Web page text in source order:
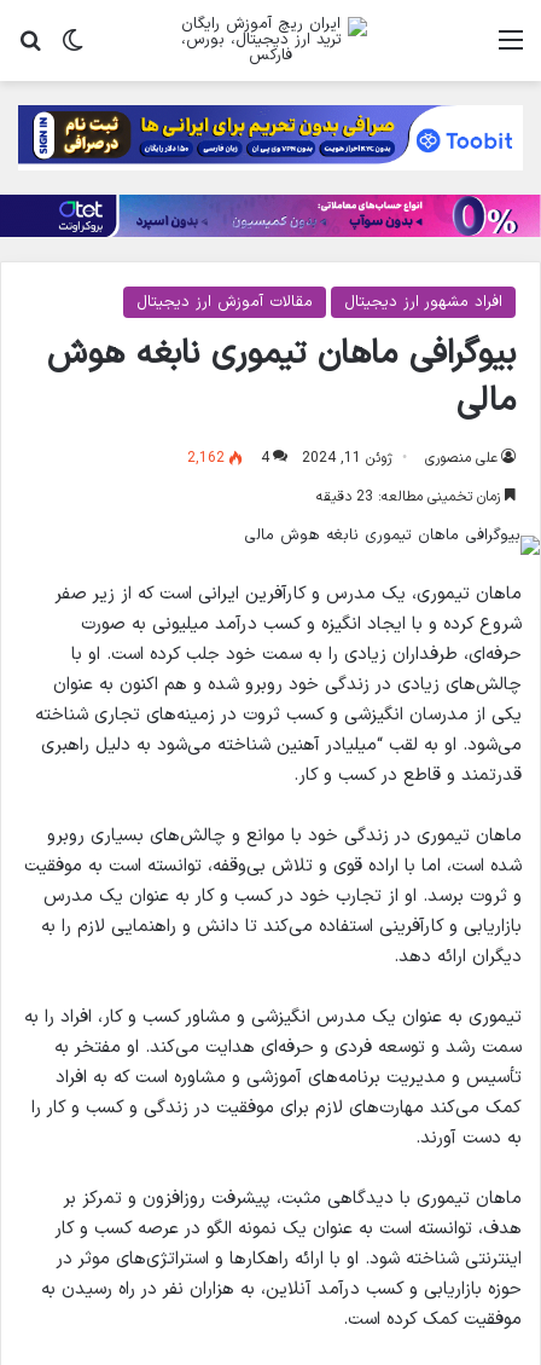
تغییر منو
افراد مشهور ارز دیجیتال مقالات آموزش ارز دیجیتال
بیوگرافی ماهان تیموری نابغه هوش
مالی
علی منصوری ژوئن 11, 2024 4
2,162
زمان تخمینی مطالعه: 23 دقیقه
ماهان تیموری، یک مدرس و کارآفرین ایرانی است که از زیر صفر
شروع کرده و با ایجاد انگیزه و کسب درآمد میلیونی به صورت
حرفه‌ای، طرفداران زیادی را به سمت خود جلب کرده است. او با
چالش‌های زیادی در زندگی خود روبرو شده و هم اکنون به عنوان
یکی از مدرسان انگیزشی و کسب ثروت در زمینه‌های تجاری شناخته
می‌شود. او به لقب “میلیادر آهنین شناخته می‌شود به دلیل راهبری
قدرتمند و قاطع در کسب و کار.
ماهان تیموری در زندگی خود با موانع و چالش‌های بسیاری روبرو
شده است، اما با اراده قوی و تلاش بی‌وقفه، توانسته است به موفقیت
و ثروت برسد. او از تجارب خود در کسب و کار به عنوان یک مدرس
بازاریابی و کارآفرینی استفاده می‌کند تا دانش و راهنمایی لازم را به
دیگران ارائه دهد.
تیموری به عنوان یک مدرس انگیزشی و مشاور کسب و کار، افراد را به
سمت رشد و توسعه فردی و حرفه‌ای هدایت می‌کند. او مفتخر به
تأسیس و مدیریت برنامه‌های آموزشی و مشاوره است که به افراد
کمک می‌کند مهارت‌های لازم برای موفقیت در زندگی و کسب و کار را
به دست آورند.
ماهان تیموری با دیدگاهی مثبت، پیشرفت روزافزون و تمرکز بر
هدف، توانسته است به عنوان یک نمونه الگو در عرصه کسب و کار
اینترنتی شناخته شود. او با ارائه راهکارها و استراتژی‌های موثر در
حوزه بازاریابی و کسب درآمد آنلاین، به هزاران نفر در راه رسیدن به
موفقیت کمک کرده است.